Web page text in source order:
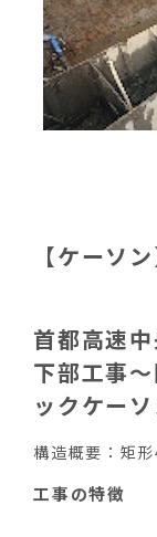
【ケーソン
首都高速
下部工事
ックケー
構造概要：矩
工事の特徴